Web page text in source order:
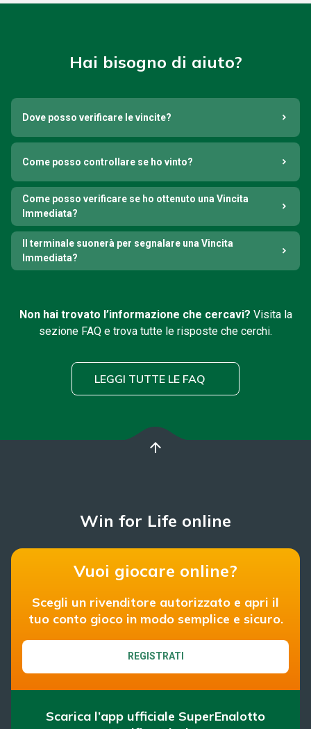
Hai bisogno di aiuto?
Dove posso verificare le vincite?
Come posso controllare se ho vinto?
Come posso verificare se ho ottenuto una Vincita
Immediata?
Il terminale suonerà per segnalare una Vincita
Immediata?
Non hai trovato l’informazione che cercavi? Visita la
sezione FAQ e trova tutte le risposte che cerchi.
LEGGI TUTTE LE FAQ
arrow_upward
Win for Life online
Vuoi giocare online?
Scegli un rivenditore autorizzato e apri il
tuo conto gioco in modo semplice e sicuro.
REGISTRATI
Scarica l’app ufficiale SuperEnalotto